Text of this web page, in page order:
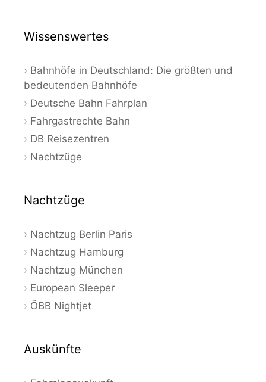
Wissenswertes
Bahnhöfe in Deutschland: Die größten und
bedeutenden Bahnhöfe
Deutsche Bahn Fahrplan
Fahrgastrechte Bahn
DB Reisezentren
Nachtzüge
Nachtzüge
Nachtzug Berlin Paris
Nachtzug Hamburg
Nachtzug München
European Sleeper
ÖBB Nightjet
Auskünfte